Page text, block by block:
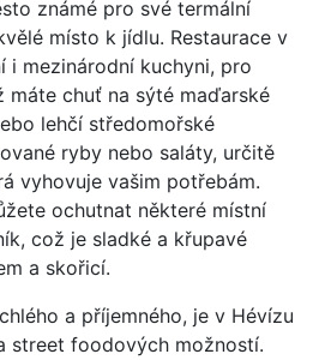
známé pro své termální
místo k jídlu. Restaurace v
i mezinárodní kuchyni, pro
máte chuť na sýté maďarské
lehčí středomořské
ryby nebo saláty, určitě
vyhovuje vašim potřebám.
ochutnat některé místní
což je sladké a křupavé
a skořicí.
a příjemného, je v Hévízu
street foodových možností.